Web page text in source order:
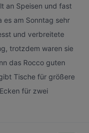
an Speisen und fast
es am Sonntag sehr
und verbreitete
trotzdem waren sie
das Rocco guten
Tische für größere
für zwei